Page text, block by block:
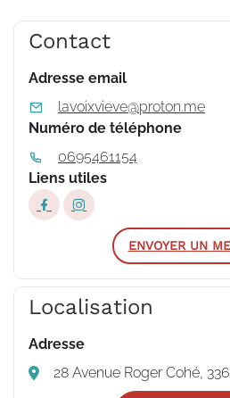
Contact
Adresse email
lavoixvieve@proton.me
Numéro de téléphone
0695461154
Liens utiles
ENVOYER UN
Localisation
Adresse
28 Avenue Roger Cohé,